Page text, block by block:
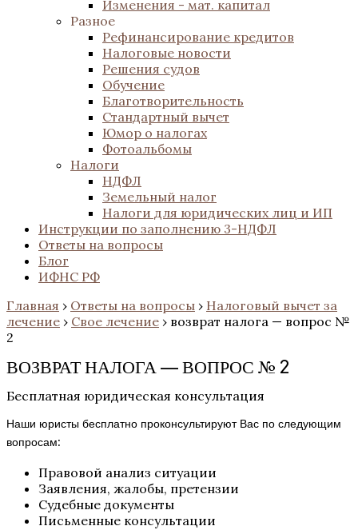
Изменения - мат. капитал
Разное
Рефинансирование кредитов
Налоговые новости
Решения судов
Обучение
Благотворительность
Стандартный вычет
Юмор о налогах
Фотоальбомы
Налоги
НДФЛ
Земельный налог
Налоги для юридических лиц и ИП
Инструкции по заполнению 3-НДФЛ
Ответы на вопросы
Блог
ИФНС РФ
Главная › Ответы на вопросы › Налоговый вычет за
лечение › Свое лечение › возврат налога — вопрос №
2
ВОЗВРАТ НАЛОГА — ВОПРОС № 2
Бесплатная юридическая консультация
Наши юристы бесплатно проконсультируют Вас по следующим
вопросам:
Правовой анализ ситуации
Заявления, жалобы, претензии
Судебные документы
Письменные консультации